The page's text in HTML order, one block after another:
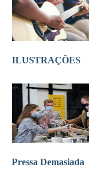
ILUSTRAÇÕES
Pressa Demasiada